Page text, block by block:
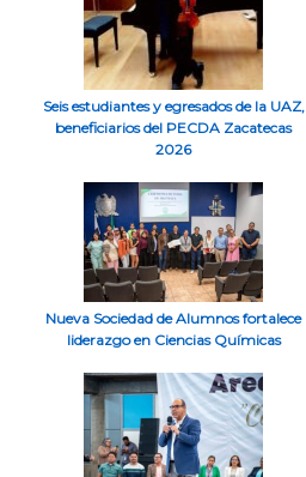
Seis estudiantes y egresados de la UAZ,
beneficiarios del PECDA Zacatecas
2026
Nueva Sociedad de Alumnos fortalece
liderazgo en Ciencias Químicas